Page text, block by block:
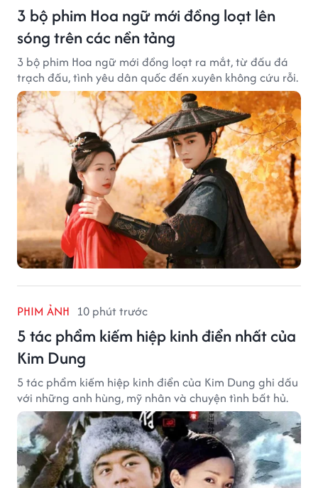
3 bộ phim Hoa ngữ mới đồng loạt lên
sóng trên các nền tảng
3 bộ phim Hoa ngữ mới đồng loạt ra mắt, từ đấu đá
trạch đấu, tình yêu dân quốc đến xuyên không cứu rỗi.
PHIM ẢNH 10 phút trước
5 tác phẩm kiếm hiệp kinh điển nhất của
Kim Dung
5 tác phẩm kiếm hiệp kinh điển của Kim Dung ghi dấu
với những anh hùng, mỹ nhân và chuyện tình bất hủ.